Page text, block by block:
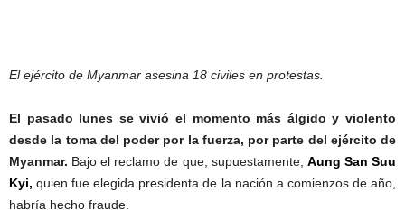
El ejército de Myanmar asesina 18 civiles en protestas.
El pasado lunes se vivió el momento más álgido y violento
desde la toma del poder por la fuerza, por parte del ejército de
Myanmar. Bajo el reclamo de que, supuestamente, Aung San Suu
Kyi, quien fue elegida presidenta de la nación a comienzos de año,
habría hecho fraude.